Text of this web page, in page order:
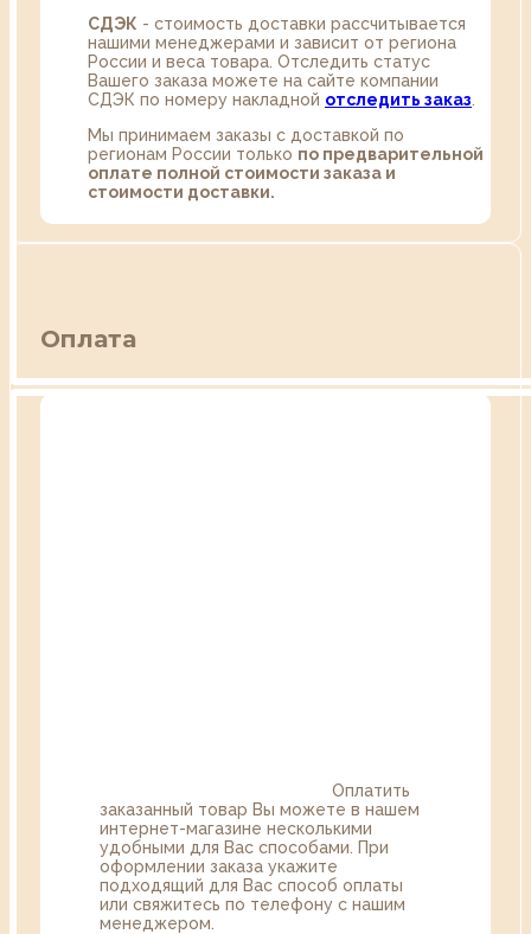
СДЭК - стоимость доставки рассчитывается
нашими менеджерами и зависит от региона
России и веса товара. Отследить статус
Вашего заказа можете на сайте компании
СДЭК по номеру накладной отследить заказ
Мы принимаем заказы с доставкой по
регионам России только по предварительной
оплате полной стоимости заказа и
стоимости доставки.
Оплата
Оплатить
заказанный товар Вы можете в нашем
интернет-магазине несколькими
удобными для Вас способами. При
оформлении заказа укажите
подходящий для Вас способ оплаты
или свяжитесь по телефону с нашим
менеджером.